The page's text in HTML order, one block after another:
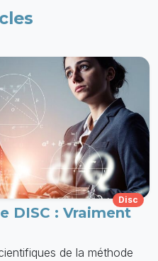
Disc
DISC : Vraiment
de la méthode